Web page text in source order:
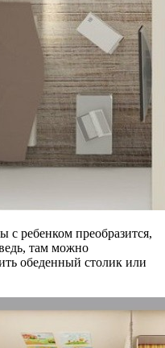
с ребенком преобразится,
там можно
обеденный столик или